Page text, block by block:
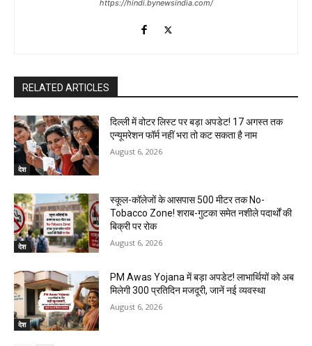
https://hindi.bynewsindia.com/
RELATED ARTICLES
देश
दिल्ली में वोटर लिस्ट पर बड़ा अपडेट! 17 अगस्त तक
एन्यूमरेशन फॉर्म नहीं भरा तो कट सकता है नाम
August 6, 2026
देश
स्कूल-कॉलेजों के आसपास 500 मीटर तक No-
Tobacco Zone! शराब-गुटका समेत नशीले पदार्थों की
बिक्री पर रोक
August 6, 2026
देश
PM Awas Yojana में बड़ा अपडेट! लाभार्थियों को अब
मिलेगी ₹300 प्रतिदिन मजदूरी, जानें नई व्यवस्था
August 6, 2026